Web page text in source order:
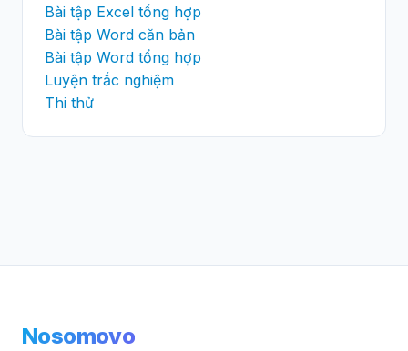
Bài tập Excel tổng hợp
Bài tập Word căn bản
Bài tập Word tổng hợp
Luyện trắc nghiệm
Thi thử
Nosomovo